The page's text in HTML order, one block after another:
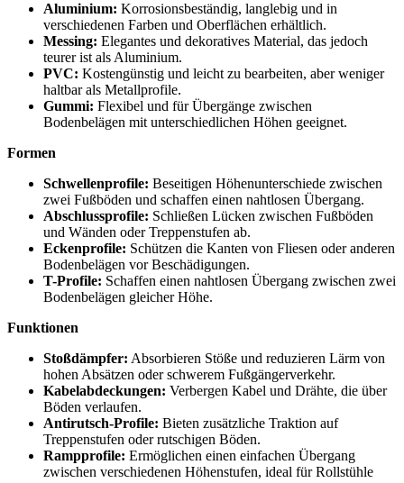
Aluminium: Korrosionsbeständig, langlebig und in
verschiedenen Farben und Oberflächen erhältlich.
Messing: Elegantes und dekoratives Material, das jedoch
teurer ist als Aluminium.
PVC: Kostengünstig und leicht zu bearbeiten, aber weniger
haltbar als Metallprofile.
Gummi: Flexibel und für Übergänge zwischen
Bodenbelägen mit unterschiedlichen Höhen geeignet.
Formen
Schwellenprofile: Beseitigen Höhenunterschiede zwischen
zwei Fußböden und schaffen einen nahtlosen Übergang.
Abschlussprofile: Schließen Lücken zwischen Fußböden
und Wänden oder Treppenstufen ab.
Eckenprofile: Schützen die Kanten von Fliesen oder anderen
Bodenbelägen vor Beschädigungen.
T-Profile: Schaffen einen nahtlosen Übergang zwischen zwei
Bodenbelägen gleicher Höhe.
Funktionen
Stoßdämpfer: Absorbieren Stöße und reduzieren Lärm von
hohen Absätzen oder schwerem Fußgängerverkehr.
Kabelabdeckungen: Verbergen Kabel und Drähte, die über
Böden verlaufen.
Antirutsch-Profile: Bieten zusätzliche Traktion auf
Treppenstufen oder rutschigen Böden.
Rampprofile: Ermöglichen einen einfachen Übergang
zwischen verschiedenen Höhenstufen, ideal für Rollstühle